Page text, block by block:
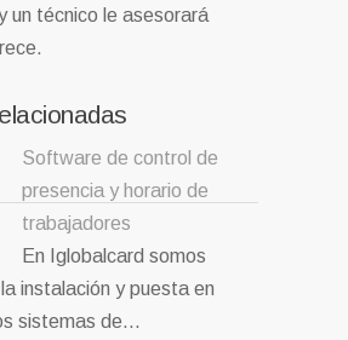
un técnico le asesorará
Software de control de
presencia y horario de
trabajadores
En Iglobalcard somos
instalación y puesta en
sistemas de…